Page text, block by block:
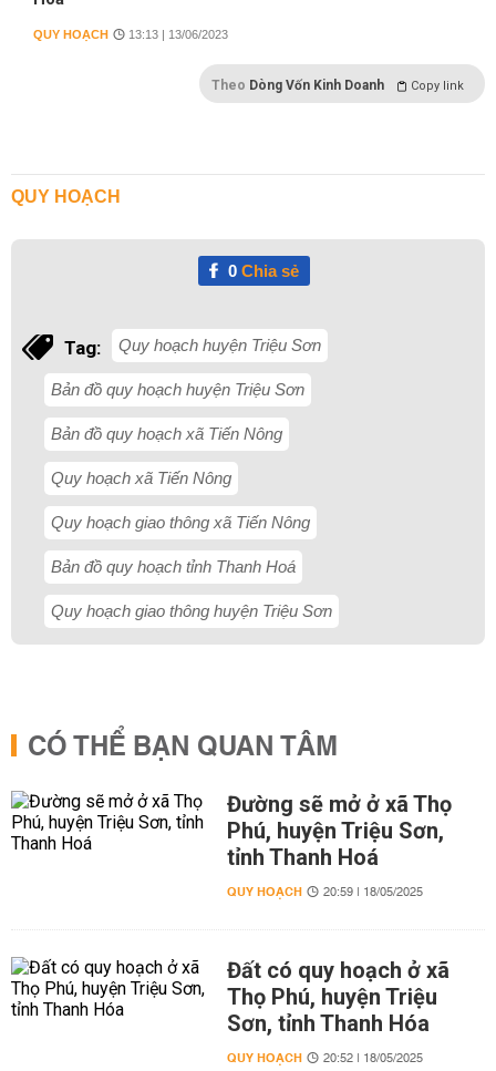
QUY HOẠCH 13:13 | 13/06/2023
Theo Dòng Vốn Kinh Doanh Copy link
QUY HOẠCH
0Chia sẻ
Tag: Quy hoạch huyện Triệu Sơn
Bản đồ quy hoạch huyện Triệu Sơn
Bản đồ quy hoạch xã Tiến Nông
Quy hoạch xã Tiến Nông
Quy hoạch giao thông xã Tiến Nông
Bản đồ quy hoạch tỉnh Thanh Hoá
Quy hoạch giao thông huyện Triệu Sơn
CÓ THỂ BẠN QUAN TÂM
Đường sẽ mở ở xã Thọ
Phú, huyện Triệu Sơn,
tỉnh Thanh Hoá
QUY HOẠCH 20:59 | 18/05/2025
Đất có quy hoạch ở xã
Thọ Phú, huyện Triệu
Sơn, tỉnh Thanh Hóa
QUY HOẠCH 20:52 | 18/05/2025